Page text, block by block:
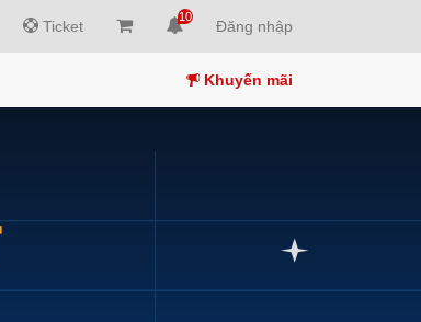
Ticket
10
Đăng nhập
Khuyến mãi